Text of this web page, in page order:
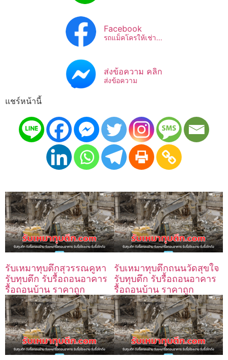
Facebook
รถแม็คโครให้เช่า...
ส่งข้อความ คลิก
ส่งข้อความ
แชร์หน้านี้
รับเหมาทุบตึกสุวรรณคูหา
รับทุบตึก รับรื้อถอนอาคาร
รื้อถอนบ้าน ราคาถูก
รับเหมาทุบตึกถนนวัดสุขใจ
รับทุบตึก รับรื้อถอนอาคาร
รื้อถอนบ้าน ราคาถูก